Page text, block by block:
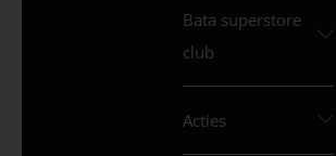
Bata superstore
club
Acties